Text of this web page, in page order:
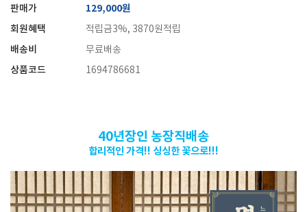
판매가
129,000원
회원혜택
적립금3%, 3870원적립
배송비 무료배송
상품코드 1694786681
40년장인 농장직배송
합리적인 가격!! 싱싱한 꽃으로!!!